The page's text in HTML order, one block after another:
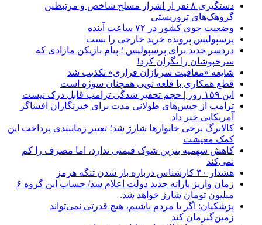
دستگیری ۸ نفر از اشرار مسلح شاخص و مرتبطین
گروهک‌های تروریستی
وضعیت جوی کشور در ۷۲ ساعت آینده
پرسپولیس پرونده خرید خارجی را بست
دردسر جدید برای پرسپولیس ؛ پیام بازیکن مازادی که
سرخپوشان را نگران کرد!
شایعه «معافیت سربازان فراری» تکذیب شد
قطع همکاری با قلعه نویی همچنان سوژه است
این ۱۵۹ روز | حجم تحقیر شدگی ترامپ قابل درک نیست
ترامپ از حبس‌های طولانی مدت برای خبرنگاران افشاگر
آمریکایی خبر داد
کالابرگ برخی خانوارها شارژ شد؛ تغییر زمانبندی پرداخت این
کمک معیشت
کاهش سهمیه بنزین شوک قیمتی ندارد، اما مصرف را کم
نمی‌کند
هشدار ۴۰ کارشناس درباره باز شدن تنگه هرمز
زمان واریز یارانه جدید دولت اعلام شد/ حساب این گروه ۶
میلیون تومان شارژ خواهد شد.
پزشکیان: اگر با مردم باشیم، هیچ قدرتی نمی‌تواند
زمین‌گیرمان کند